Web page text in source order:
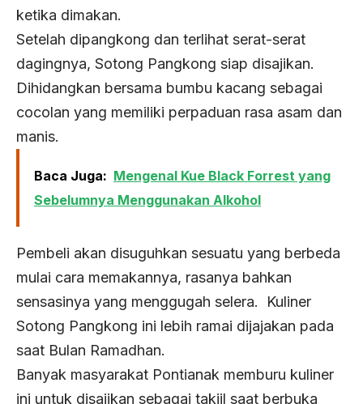
ketika dimakan.
Setelah dipangkong dan terlihat serat-serat
dagingnya, Sotong Pangkong siap disajikan.
Dihidangkan bersama bumbu kacang sebagai
cocolan yang memiliki perpaduan rasa asam dan
manis.
Baca Juga: Mengenal Kue Black Forrest yang
Sebelumnya Menggunakan Alkohol
Pembeli akan disuguhkan sesuatu yang berbeda
mulai cara memakannya, rasanya bahkan
sensasinya yang menggugah selera. Kuliner
Sotong Pangkong ini lebih ramai dijajakan pada
saat Bulan Ramadhan.
Banyak masyarakat Pontianak memburu kuliner
ini untuk disajikan sebagai takjil saat berbuka